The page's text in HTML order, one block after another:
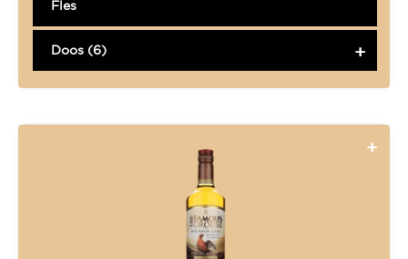
Fles
Doos (6)